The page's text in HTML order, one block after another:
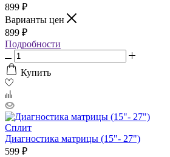
899 ₽
Варианты цен
899 ₽
Подробности
Купить
Сплит
Диагностика матрицы (15"- 27")
599 ₽